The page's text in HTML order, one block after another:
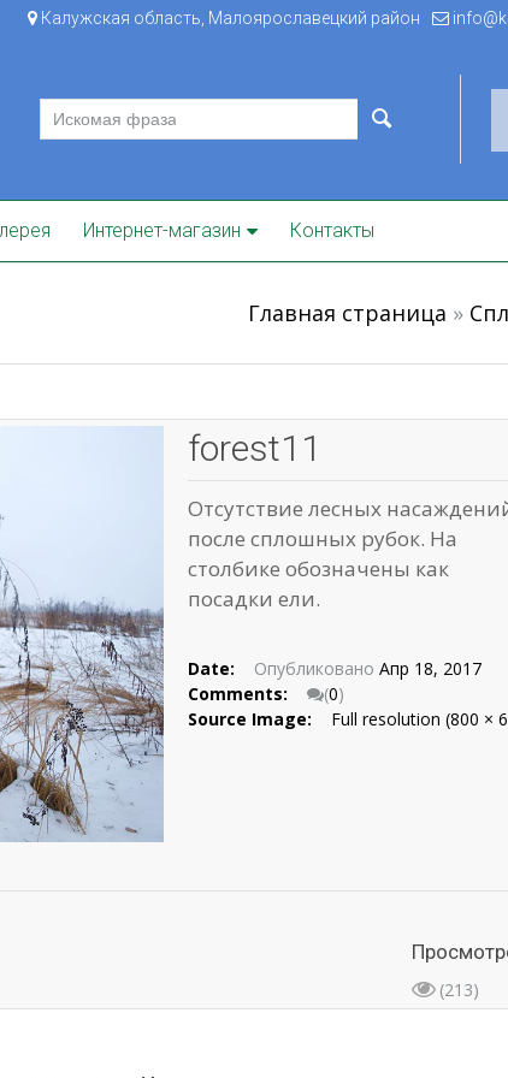
Калужская область, Малоярославецкий район
Интернет-магазин Контакты
Главная страница »
forest11
Отсутствие лесных
после сплошных рубок. На
столбике обозначены как
посадки ели.
Date: Опубликовано Апр 18, 2017
Comments:
(0)
Source Image:
Full resolution (800 ×
(213)